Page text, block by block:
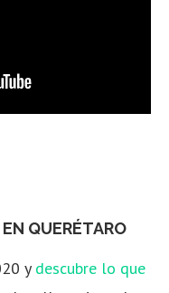
QUERÉTARO
y descubre lo que